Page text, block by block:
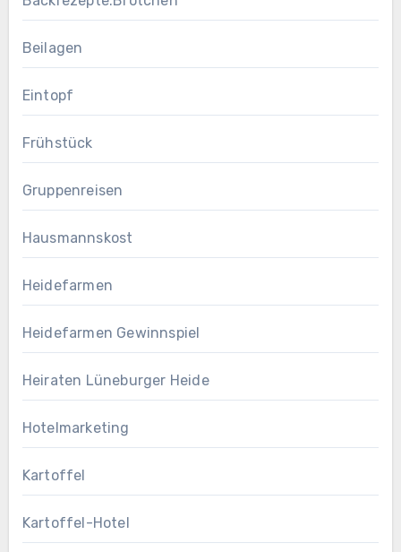
Beilagen
Eintopf
Frühstück
Gruppenreisen
Hausmannskost
Heidefarmen
Heidefarmen Gewinnspiel
Heiraten Lüneburger Heide
Hotelmarketing
Kartoffel
Kartoffel-Hotel